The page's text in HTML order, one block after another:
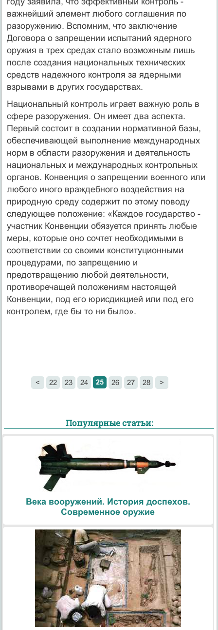
важнейший элемент любого соглашения по
разоружению. Вспомним, что заключение
Договора о запрещении испытаний ядерного
оружия в трех средах стало возможным лишь
после создания национальных технических
средств надежного контроля за ядерными
взрывами в других государствах.
Национальный контроль играет важную роль в
сфере разоружения. Он имеет два аспекта.
Первый состоит в создании нормативной базы,
обеспечивающей выполнение международных
норм в области разоружения и деятельность
национальных и международных контрольных
органов. Конвенция о запрещении военного или
любого иного враждебного воздействия на
природную среду содержит по этому поводу
следующее положение: «Каждое государство -
участник Конвенции обязуется принять любые
меры, которые оно сочтет необходимыми в
соответствии со своими конституционными
процедурами, по запрещению и
предотвращению любой деятельности,
противоречащей положениям настоящей
Конвенции, под его юрисдикцией или под его
контролем, где бы то ни было».
< 22 23 24 25 26 27 28 >
Популярные статьи:
Века вооружений. История доспехов.
Современное оружие